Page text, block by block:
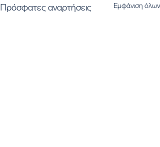
Πρόσφατες αναρτήσεις Εμφάνιση όλων